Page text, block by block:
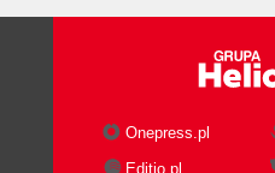
Onepress.pl
Editio.pl